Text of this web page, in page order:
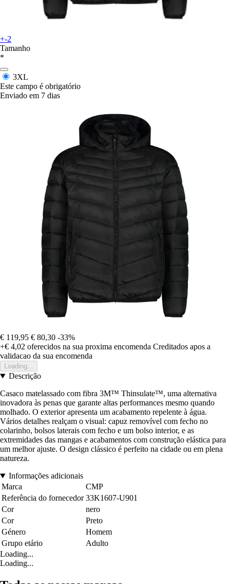
+-2
Tamanho
*
3XL
Este campo é obrigatório
Enviado em 7 dias
€ 119,95 € 80,30 -33%
+€ 4,02 oferecidos na sua proxima encomenda Creditados apos a
validacao da sua encomenda
Loading...
Descrição
Casaco matelassado com fibra 3M™ Thinsulate™, uma alternativa
inovadora às penas que garante altas performances mesmo quando
molhado. O exterior apresenta um acabamento repelente à água.
Vários detalhes realçam o visual: capuz removível com fecho no
colarinho, bolsos laterais com fecho e um bolso interior, e as
extremidades das mangas e acabamentos com construção elástica para
um melhor ajuste. O design clássico é perfeito na cidade ou em plena
natureza.
Informações adicionais
Marca
CMP
Referência do fornecedor 33K1607-U901
Cor
nero
Cor
Preto
Género
Homem
Grupo etário
Adulto
Loading...
Loading...